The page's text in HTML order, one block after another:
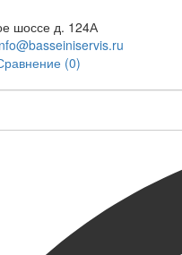
шоссе д. 124А
(0)